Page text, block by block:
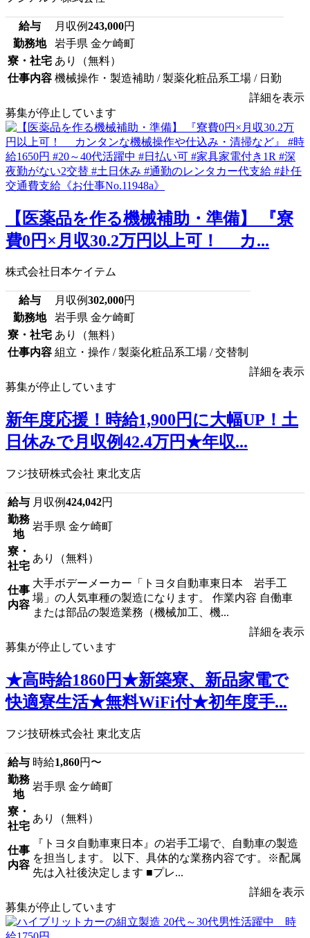
給与 月収例243,000円
勤務地
岩手県 金ケ崎町
寮・社宅 あり（無料）
仕事内容 機械操作・製造補助 / 製薬化粧品系工場 / 日勤
詳細を表示
募集が停止しています
【医薬品を作る機械補助・準備】 『寮
費0円×月収30.2万円以上可！ カ...
株式会社日本ケイテム
給与 月収例302,000円
勤務地
岩手県 金ケ崎町
寮・社宅 あり（無料）
仕事内容 組立・操作 / 製薬化粧品系工場 / 交替制
詳細を表示
募集が停止しています
新年度応援！時給1,900円に大幅UP！土
日休みで月収例42.4万円★年収...
フジ技研株式会社 東北支店
給与 月収例424,042円
勤務
地
岩手県 金ケ崎町
寮・
社宅
あり（無料）
仕事
内容
大手ボデーメーカー「トヨタ自動車東日本 岩手工
場」の人気車種の製造になります。 作業内容 自働車
または部品の製造業務（機械加工、機...
詳細を表示
募集が停止しています
★高時給1860円★新築寮、新品家電で
快適寮生活★無料WiFi付★初年度手...
フジ技研株式会社 東北支店
給与 時給1,860円〜
勤務
地
岩手県 金ケ崎町
寮・
社宅
あり（無料）
仕事
内容
『トヨタ自動車東日本』の岩手工場で、自動車の製造
を担当します。 以下、具体的な業務内容です。※配属
先は入社後決定します ■プレ...
詳細を表示
募集が停止しています